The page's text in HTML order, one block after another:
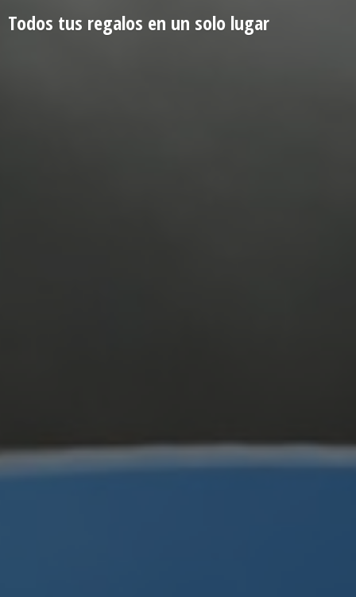
Todos tus regalos en un solo lugar